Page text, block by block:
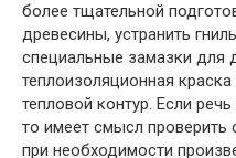
более тщательной
древесины, устранить
специальные замазки для
теплоизоляционная
тепловой контур. Если
то имеет смысл проверить
при необходимости